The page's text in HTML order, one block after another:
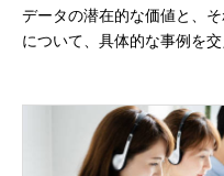
データの潜在的な価値と、
について、具体的な事例を交